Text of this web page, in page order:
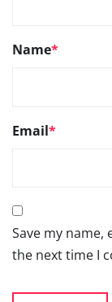
Name*
Email*
Save my
the next time I